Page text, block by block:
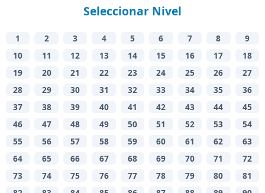
Seleccionar Nivel
1 2 3 4 5 6 7 8
9
10
11 12 13 14 15 16 17
18
19
20 21 22 23 24 25 26
27
28
29 30 31 32 33 34 35
36
37
38 39 40 41 42 43 44
45
46
47 48 49 50 51 52 53
54
55
56 57 58 59 60 61 62
63
64
65 66 67 68 69 70 71
72
73
74 75 76 77 78 79 80
81